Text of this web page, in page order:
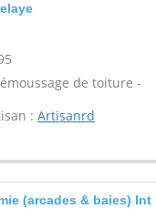
de toiture -
: Artisanrd
(arcades & baies)